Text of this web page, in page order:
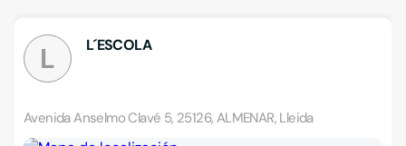
L L´ESCOLA
Avenida Anselmo Clavé 5, 25126, ALMENAR, Lleida